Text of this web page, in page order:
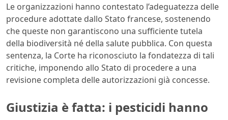
Le organizzazioni hanno contestato l’adeguatezza delle
procedure adottate dallo Stato francese, sostenendo
che queste non garantiscono una sufficiente tutela
della biodiversità né della salute pubblica. Con questa
sentenza, la Corte ha riconosciuto la fondatezza di tali
critiche, imponendo allo Stato di procedere a una
revisione completa delle autorizzazioni già concesse.
Giustizia è fatta: i pesticidi hanno